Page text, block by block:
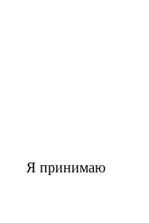
Я принимаю